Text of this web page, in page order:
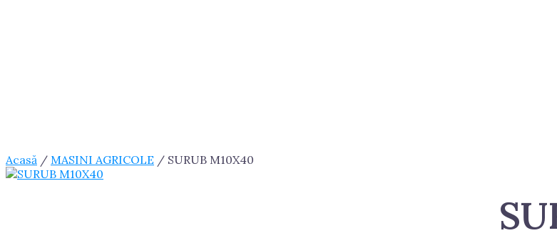
Acasă / MASINI AGRICOLE / SURUB M10X40